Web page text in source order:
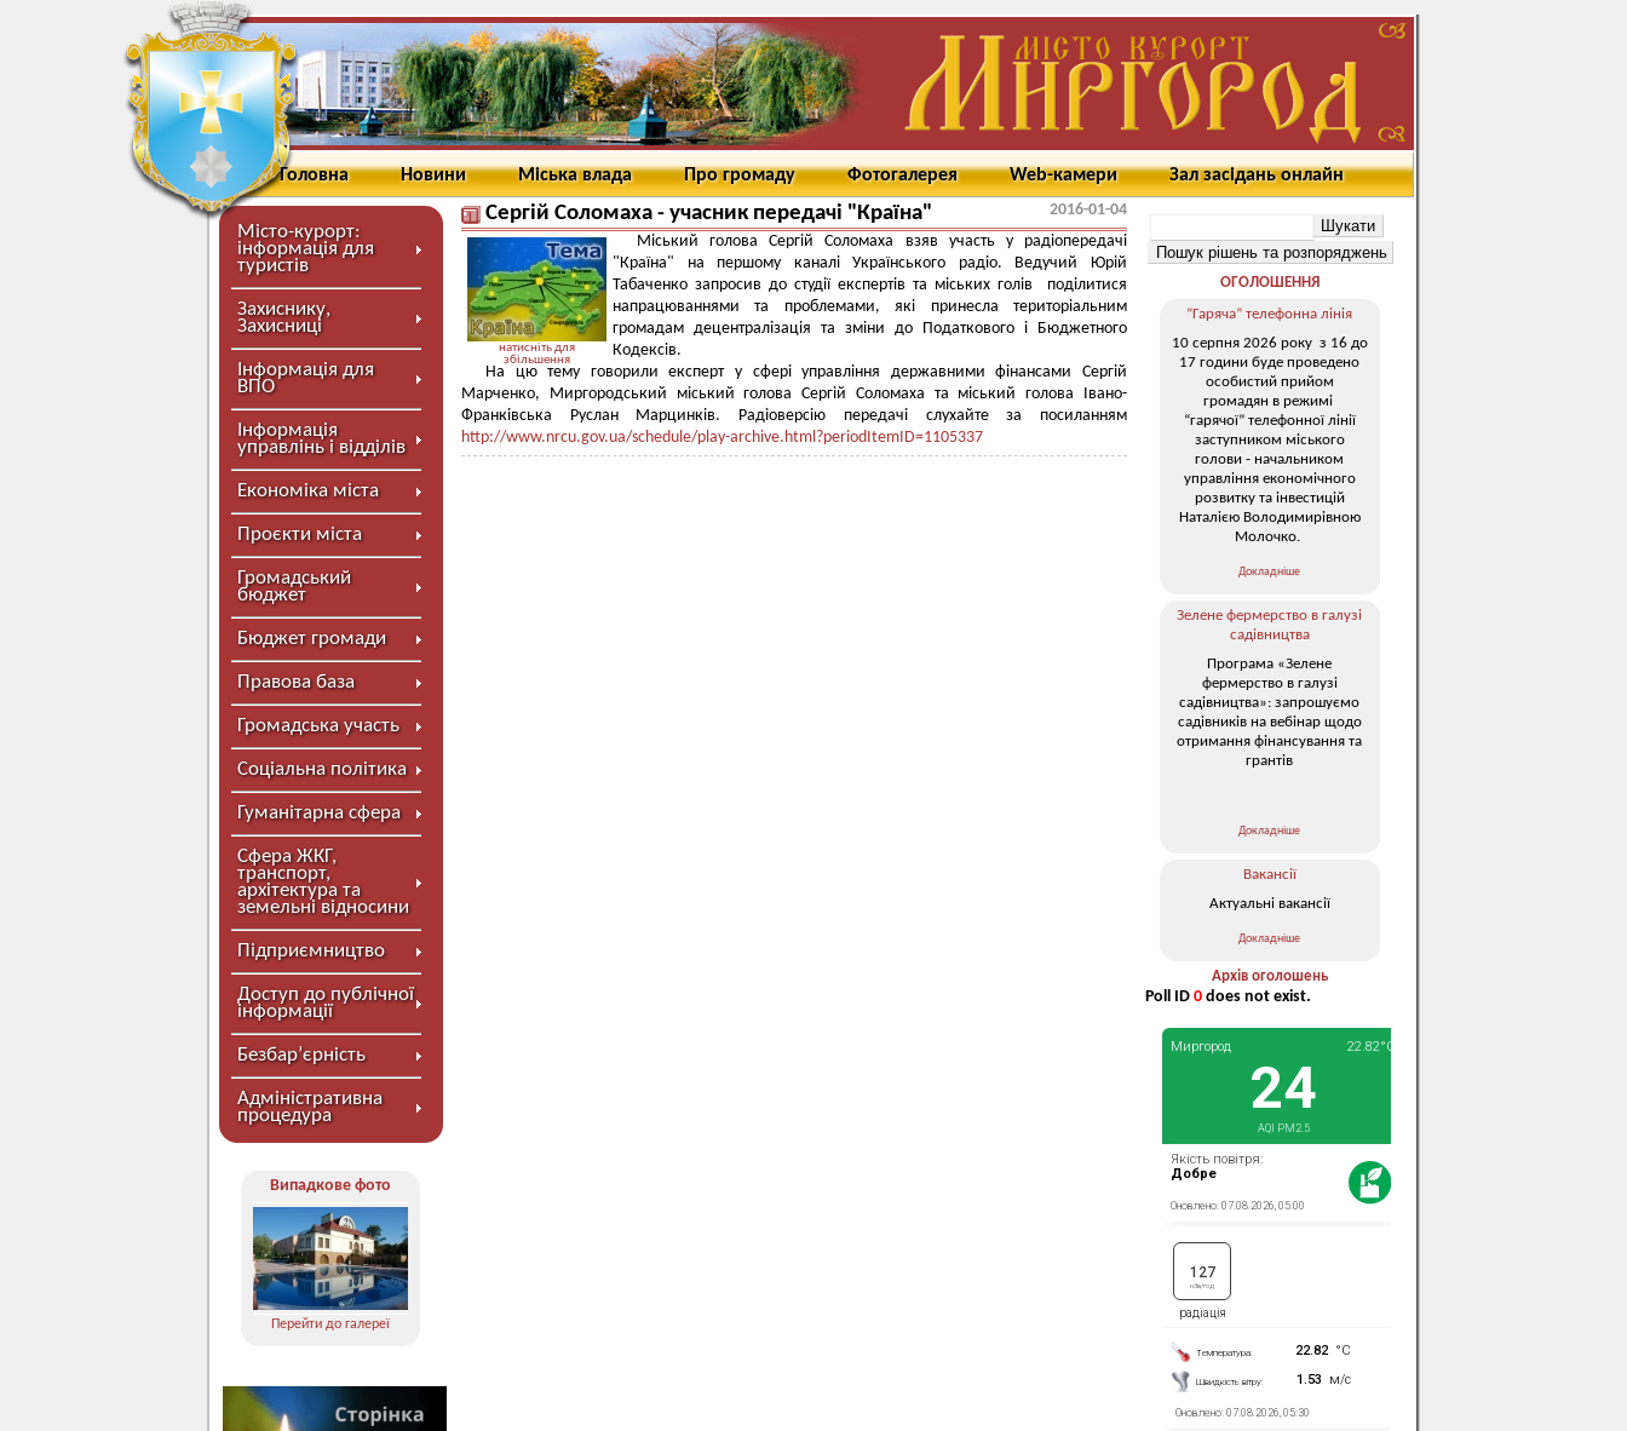
Головна Новини Міська влада Про громаду Фотогалерея Web-камери Зал засідань онлайн
Місто-курорт:
інформація для
туристів
Захиснику,
Захисниці
Інформація для
ВПО
Інформація
управлінь і відділів
Економіка міста
Проєкти міста
Громадський
бюджет
Бюджет громади
Правова база
Громадська участь
Соціальна політика
Гуманітарна сфера
Сфера ЖКГ,
транспорт,
архітектура та
земельні відносини
Підприємництво
Доступ до публічної
інформації
Безбар’єрність
Адміністративна
процедура
Випадкове фото
Перейти до галереї
Сергій Соломаха - учасник передачі "Країна" 2016-01-04
натисніть для
збільшення
Міський голова Сергій Соломаха взяв участь у радіопередачі
"Країна" на першому каналі Українського радіо. Ведучий Юрій
Табаченко запросив до студії експертів та міських голів поділитися
напрацюваннями та проблемами, які принесла територіальним
громадам децентралізація та зміни до Податкового і Бюджетного
Кодексів.
На цю тему говорили експерт у сфері управління державними фінансами Сергій
Марченко, Миргородський міський голова Сергій Соломаха та міський голова Івано-
Франківська Руслан Марцинків. Радіоверсію передачі слухайте за посиланням
http://www.nrcu.gov.ua/schedule/play-archive.html?periodItemID=1105337
ОГОЛОШЕННЯ
“Гаряча” телефонна лінія
10 серпня 2026 року з 16 до
17 години буде проведено
особистий прийом
громадян в режимі
“гарячої” телефонної лінії
заступником міського
голови - начальником
управління економічного
розвитку та інвестицій
Наталією Володимирівною
Молочко.
Докладніше
Зелене фермерство в галузі
садівництва
Програма «Зелене
фермерство в галузі
садівництва»: запрошуємо
садівників на вебінар щодо
отримання фінансування та
грантів
Докладніше
Вакансії
Актуальні вакансії
Докладніше
Архів оголошень
Poll ID 0 does not exist.